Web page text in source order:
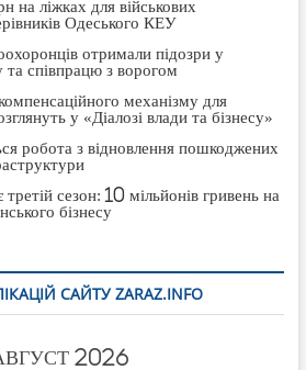
на ліжках для військових
Одеського КЕУ
отримали підозри у
співпрацю з ворогом
механізму для
у «Діалозі влади та бізнесу»
робота з відновлення пошкоджених
третій сезон: 10 мільйонів гривень на
бізнесу
САЙТУ ZARAZ.INFO
2026